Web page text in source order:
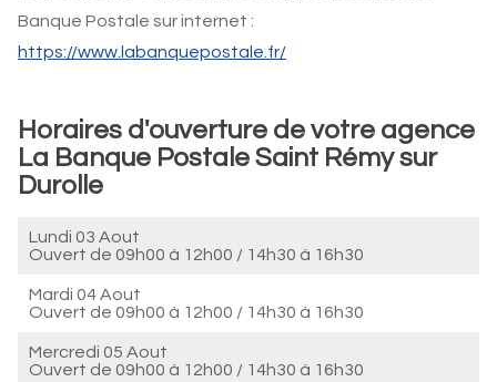
Banque Postale sur internet :
https://www.labanquepostale.fr/
Horaires d'ouverture de votre agence
La Banque Postale Saint Rémy sur
Durolle
Lundi 03 Aout
Ouvert de 09h00 à 12h00 / 14h30 à 16h30
Mardi 04 Aout
Ouvert de 09h00 à 12h00 / 14h30 à 16h30
Mercredi 05 Aout
Ouvert de 09h00 à 12h00 / 14h30 à 16h30